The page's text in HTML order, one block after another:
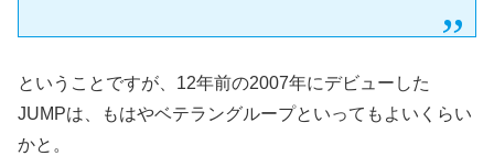
ということですが、12年前の2007年にデビューした
JUMPは、もはやベテラングループといってもよいくらい
かと。